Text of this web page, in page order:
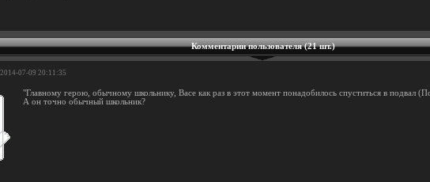
Комментарии пользователя (21 шт.)
2014-07-09 20:11:35
"Главному герою, обычному школьнику, Васе как раз в этот момент понадобилось спуститься в подвал
А он точно обычный школьник?